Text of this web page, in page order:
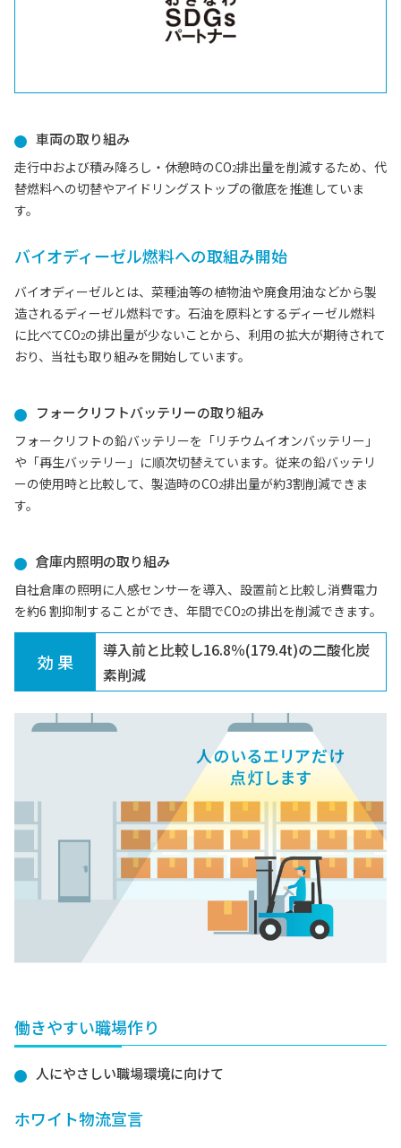
車両の取り組み
走行中および積み降ろし・休憩時のCO2排出量を削減するため、代
替燃料への切替やアイドリングストップの徹底を推進していま
す。
バイオディーゼル燃料への取組み開始
バイオディーゼルとは、菜種油等の植物油や廃食用油などから製
造されるディーゼル燃料です。石油を原料とするディーゼル燃料
に比べてCO2の排出量が少ないことから、利用の拡大が期待されて
おり、当社も取り組みを開始しています。
フォークリフトバッテリーの取り組み
フォークリフトの鉛バッテリーを「リチウムイオンバッテリー」
や「再生バッテリー」に順次切替えています。従来の鉛バッテリ
ーの使用時と比較して、製造時のCO2排出量が約3割削減できま
す。
倉庫内照明の取り組み
自社倉庫の照明に人感センサーを導入、設置前と比較し消費電力
を約6 割抑制することができ、年間でCO2の排出を削減できます。
効 果
導入前と比較し16.8％(179.4t)の二酸化炭
素削減
働きやすい職場作り
人にやさしい職場環境に向けて
ホワイト物流宣言